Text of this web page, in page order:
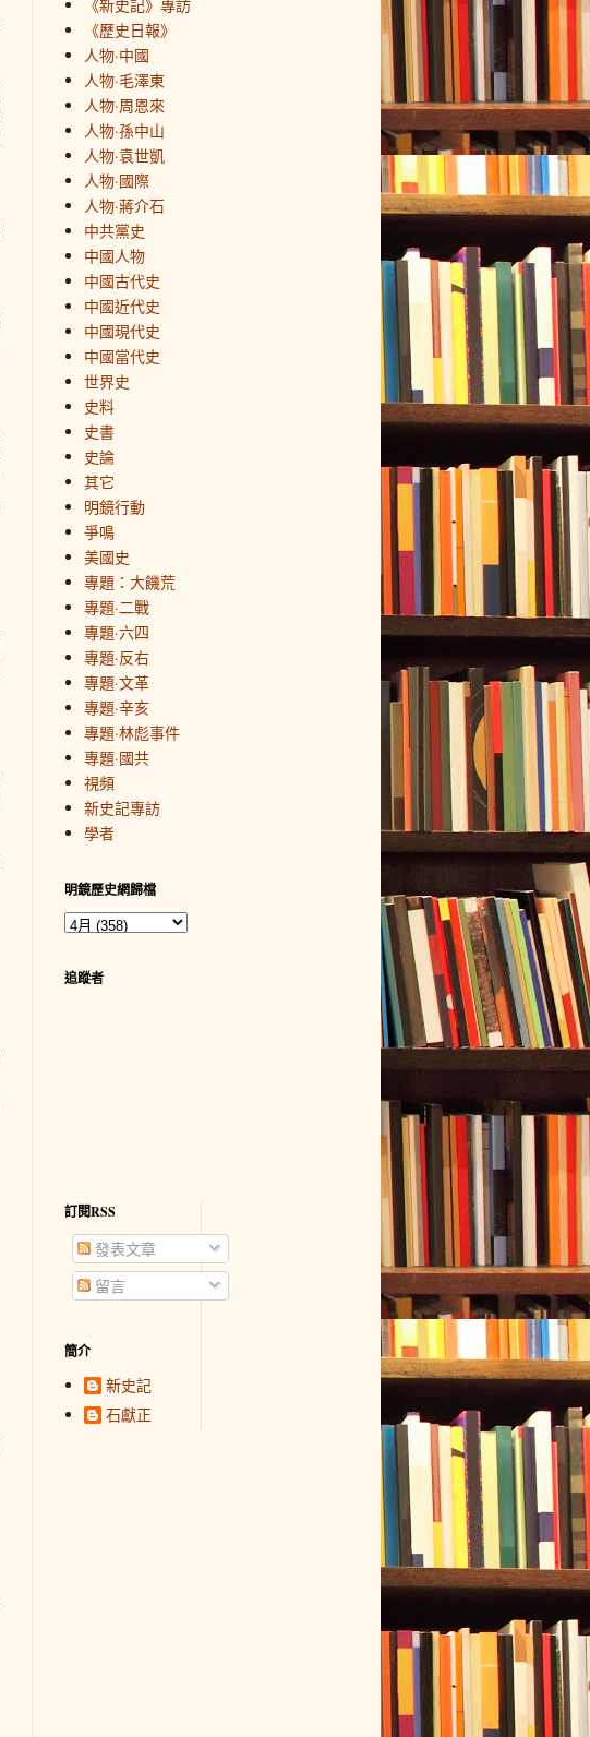
《新史記》專訪
《歷史日報》
人物·中國
人物·毛澤東
人物·周恩來
人物·孫中山
人物·袁世凱
人物·國際
人物·蔣介石
中共黨史
中國人物
中國古代史
中國近代史
中國現代史
中國當代史
世界史
史料
史書
史論
其它
明鏡行動
爭鳴
美國史
專題：大饑荒
專題·二戰
專題·六四
專題·反右
專題·文革
專題·辛亥
專題·林彪事件
專題·國共
視頻
新史記專訪
學者
明鏡歷史網歸檔
追蹤者
訂閱RSS
發表文章
留言
簡介
新史記
石獻正